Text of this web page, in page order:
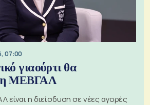
07:00
γιαούρτι θα
ΜΕΒΓΑΛ
είναι η διείσδυση σε νέες αγορές